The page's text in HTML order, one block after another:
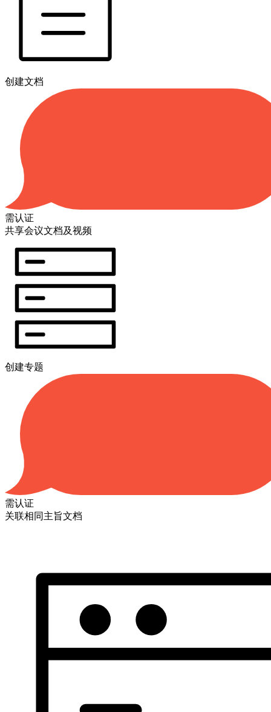
创建文档
需认证
共享会议文档及视频
创建专题
需认证
关联相同主旨文档